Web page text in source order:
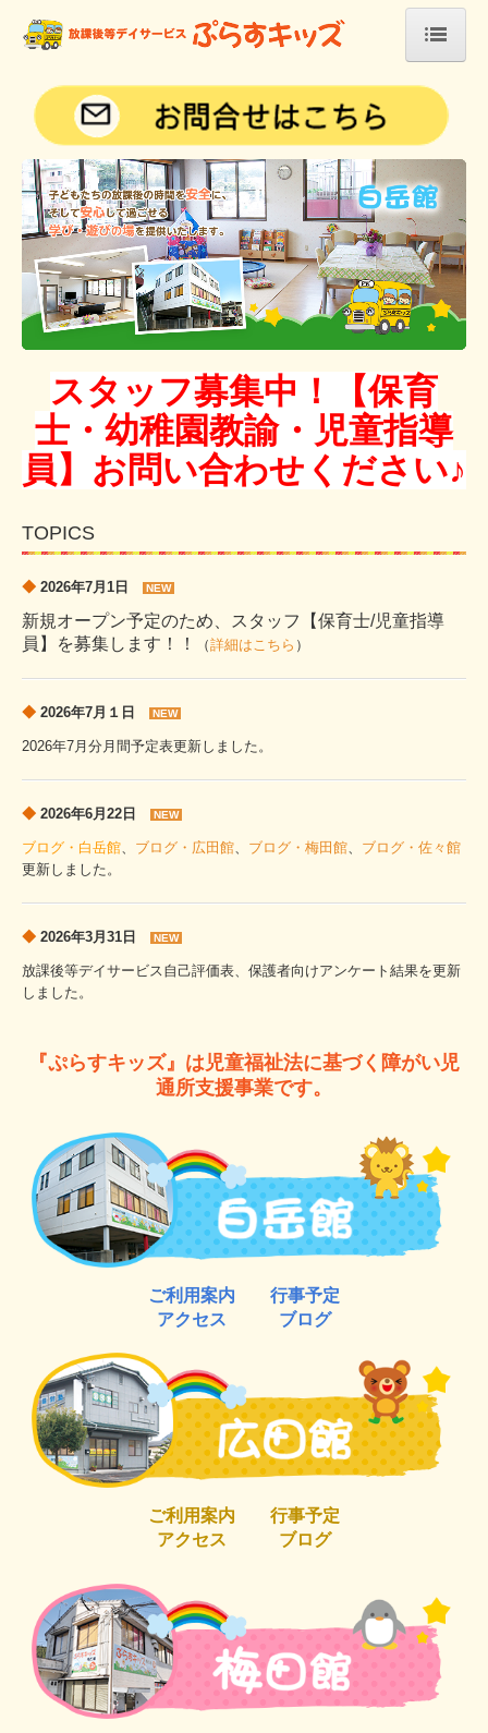
ホーム
白岳館
広田館
梅田館
佐々館
法人案内
お問い合わせ
プライバシーポリシー
スタッフ募集中！【保育
士・幼稚園教諭・児童指導
員】お問い合わせください♪
TOPICS
◆ 2026年7月1日 NEW
新規オープン予定のため、スタッフ【保育士/児童指導
員】を募集します！！
（詳細はこちら ）
◆ 2026年7月１ 日 NEW
2026年7月分月間予定表更新しました。
◆ 2026年6月22日 NEW
ブログ・白岳館 ブログ・広田館 ブログ・梅田館
ブログ・佐々館
更新しました。
◆ 2026年3月31日 NEW
放課後等デイサービス自己評価表、保護者向けアンケート結果を更新
しました。
『ぷらすキッズ』は児童福祉法に基づく障がい児
通所支援事業です。
ご利用案内
行事予定
アクセス
ブログ
ご利用案内
行事予定
アクセス
ブログ